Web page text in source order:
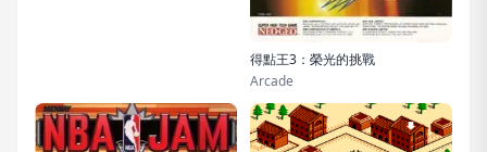
得點王3：榮光的挑戰
Arcade